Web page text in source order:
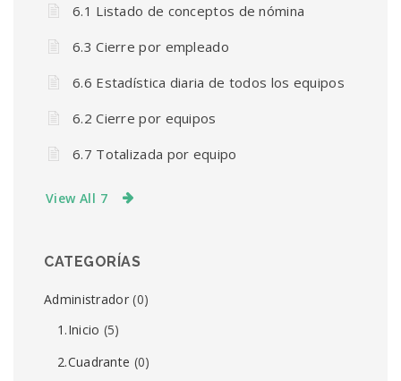
6.1 Listado de conceptos de nómina
6.3 Cierre por empleado
6.6 Estadística diaria de todos los equipos
6.2 Cierre por equipos
6.7 Totalizada por equipo
View All 7
CATEGORÍAS
Administrador(0)
1.Inicio (5)
2.Cuadrante (0)